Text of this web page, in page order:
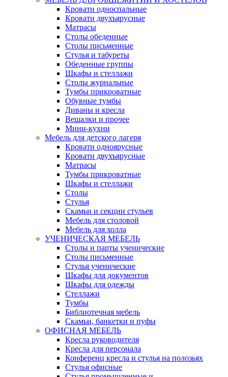
Кровати односпальные
Кровати двухъярусные
Матрасы
Столы обеденные
Столы письменные
Стулья и табуреты
Обеденные группы
Шкафы и стеллажи
Столы журнальные
Тумбы прикроватные
Обувные тумбы
Диваны и кресла
Вешалки и прочее
Мини-кухни
Мебель для детского лагеря
Кровати одноярусные
Кровати двухъярусные
Матрасы
Тумбы прикроватные
Шкафы и стеллажи
Столы
Стулья
Скамьи и секции стульев
Мебель для столовой
Мебель для холла
УЧЕНИЧЕСКАЯ МЕБЕЛЬ
Столы и парты ученические
Столы письменные
Стулья ученические
Шкафы для документов
Шкафы для одежды
Стеллажи
Тумбы
Библиотечная мебель
Скамьи, банкетки и пуфы
ОФИСНАЯ МЕБЕЛЬ
Кресла руководителя
Кресла для персонала
Конференц кресла и стулья на полозьях
Стулья офисные